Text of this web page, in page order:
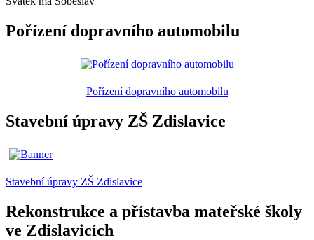
Pořízení dopravního automobilu
Pořízení dopravního automobilu
Stavební úpravy ZŠ Zdislavice
Stavební úpravy ZŠ Zdislavice
Rekonstrukce a přístavba mateřské školy
ve Zdislavicích